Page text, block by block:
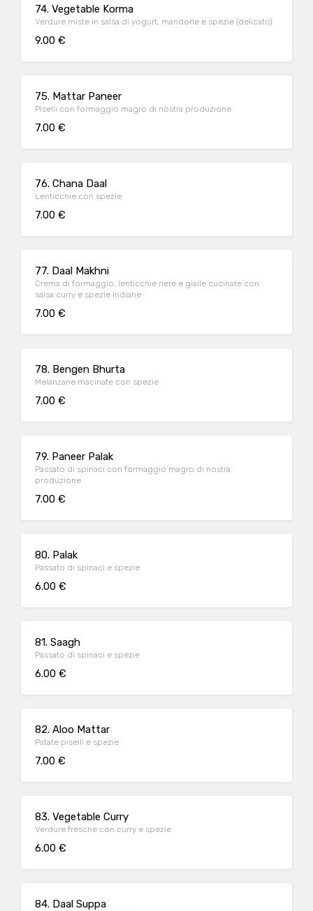
74. Vegetable Korma
Verdure miste in salsa di yogurt, mandorle e spezie (delicato)
9.00 €
75. Mattar Paneer
Piselli con formaggio magro di nostra produzione
7.00 €
76. Chana Daal
Lenticchie con spezie
7.00 €
77. Daal Makhni
Crema di formaggio, lenticchie nere e gialle cucinate con
salsa curry e spezie indiane
7.00 €
78. Bengen Bhurta
Melanzane macinate con spezie
7.00 €
79. Paneer Palak
Passato di spinaci con formaggio magro di nostra
produzione
7.00 €
80. Palak
Passato di spinaci e spezie
6.00 €
81. Saagh
Passato di spinaci e spezie
6.00 €
82. Aloo Mattar
Patate piselli e spezie
7.00 €
83. Vegetable Curry
Verdure fresche con curry e spezie
6.00 €
84. Daal Suppa